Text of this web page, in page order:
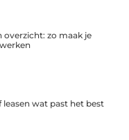
overzicht: zo maak je
wat past het best